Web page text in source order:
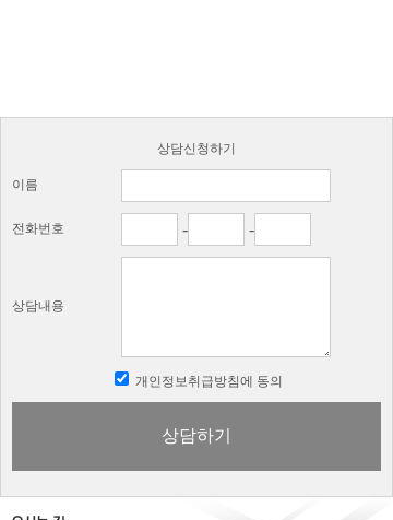
상담신청하기
이름
전화번호 - -
상담내용
개인정보취급방침에 동의